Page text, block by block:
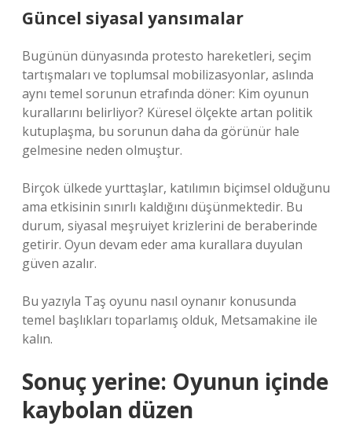
Güncel siyasal yansımalar
Bugünün dünyasında protesto hareketleri, seçim
tartışmaları ve toplumsal mobilizasyonlar, aslında
aynı temel sorunun etrafında döner: Kim oyunun
kurallarını belirliyor? Küresel ölçekte artan politik
kutuplaşma, bu sorunun daha da görünür hale
gelmesine neden olmuştur.
Birçok ülkede yurttaşlar, katılımın biçimsel olduğunu
ama etkisinin sınırlı kaldığını düşünmektedir. Bu
durum, siyasal meşruiyet krizlerini de beraberinde
getirir. Oyun devam eder ama kurallara duyulan
güven azalır.
Bu yazıyla Taş oyunu nasıl oynanır konusunda
temel başlıkları toparlamış olduk, Metsamakine ile
kalın.
Sonuç yerine: Oyunun içinde
kaybolan düzen